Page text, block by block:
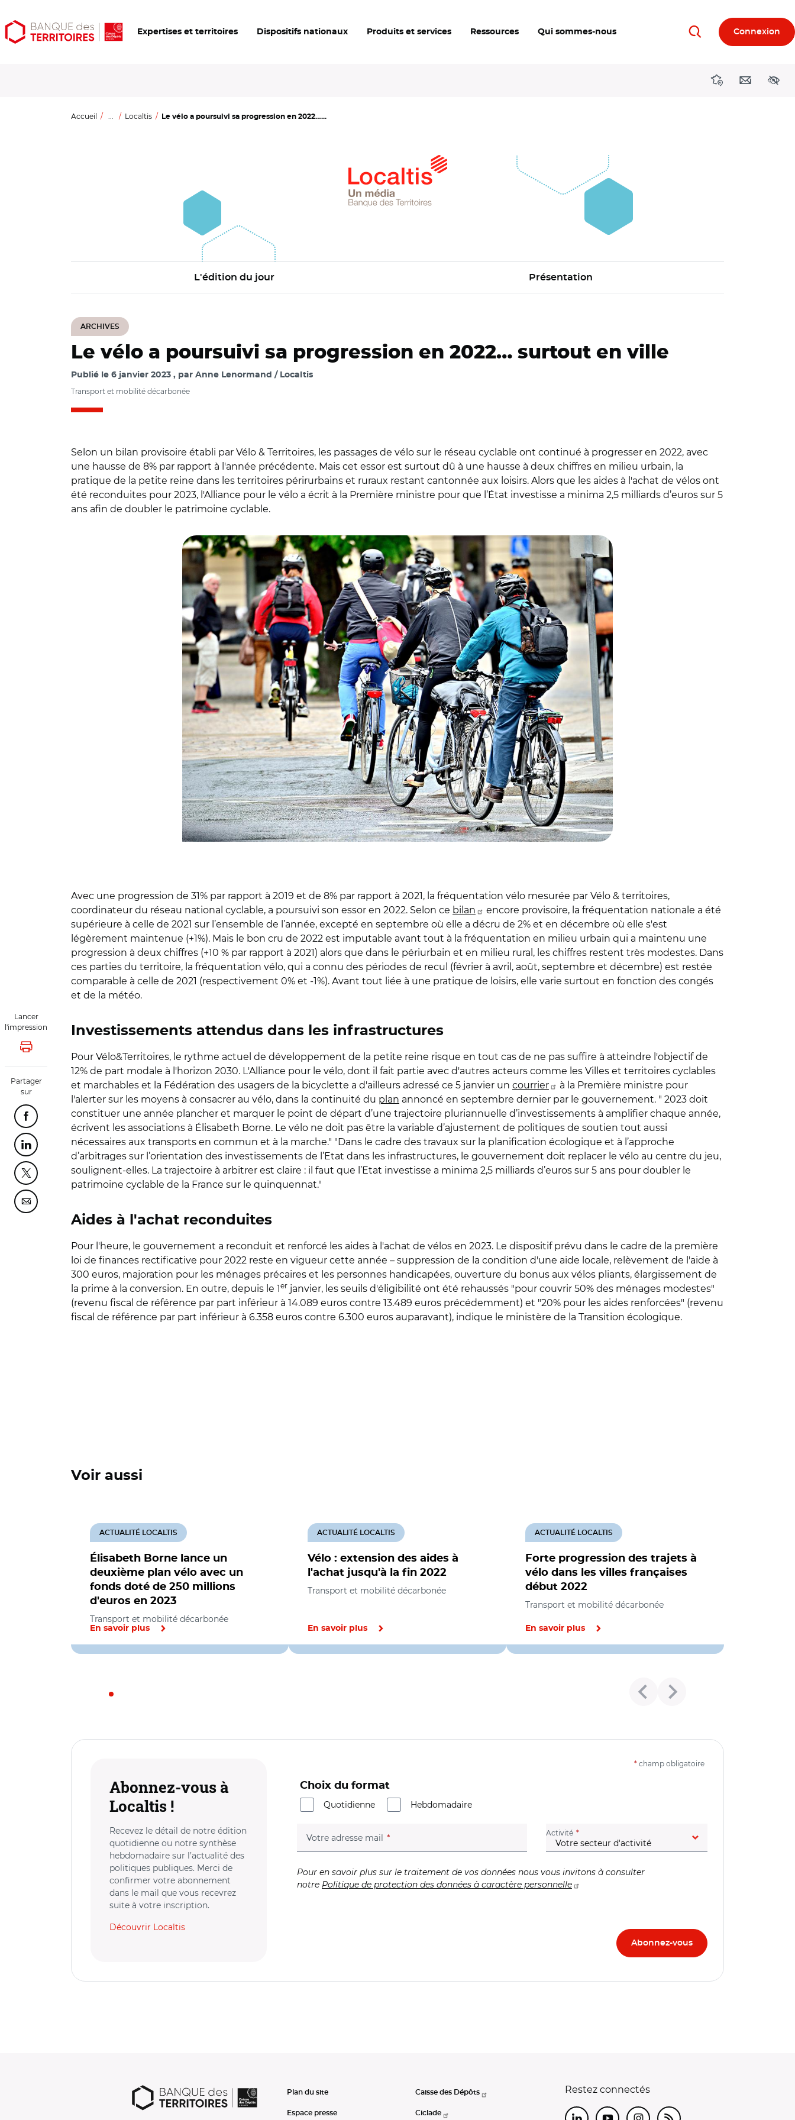
Aller
au
Aller
au
Ouvrir
les
Expertises et territoires Dispositifs nationaux Produits et services Ressources Qui sommes-nous RechercherConnexion
DirectionsContact
Accueil ... Localtis Le vélo a poursuivi sa progression en 2022…...
L'édition du jour Présentation
ARCHIVES
Lancer
l'impression
Lancer l'impression
Partager
sur
Partager cette page sur Facebook
Partager cette page sur Linkedin
Partager cette page sur Twitter
Partager cette page sur Courriel
Le vélo a poursuivi sa progression en 2022… surtout en ville
Publié le 6 janvier 2023 par Anne Lenormand / Localtis
Transport et mobilité décarbonée
Selon un bilan provisoire établi par Vélo & Territoires, les passages de vélo sur le réseau cyclable ont continué à progresser en 2022, avec
une hausse de 8% par rapport à l'année précédente. Mais cet essor est surtout dû à une hausse à deux chiffres en milieu urbain, la
pratique de la petite reine dans les territoires périrurbains et ruraux restant cantonnée aux loisirs. Alors que les aides à l'achat de vélos ont
été reconduites pour 2023, l'Alliance pour le vélo a écrit à la Première ministre pour que l’État investisse a minima 2,5 milliards d’euros sur 5
ans afin de doubler le patrimoine cyclable.
Avec une progression de 31% par rapport à 2019 et de 8% par rapport à 2021, la fréquentation vélo mesurée par Vélo & territoires,
coordinateur du réseau national cyclable, a poursuivi son essor en 2022. Selon ce bilan
encore provisoire, la fréquentation nationale a été
supérieure à celle de 2021 sur l’ensemble de l’année, excepté en septembre où elle a décru de 2% et en décembre où elle s'est
légèrement maintenue (+1%). Mais le bon cru de 2022 est imputable avant tout à la fréquentation en milieu urbain qui a maintenu une
progression à deux chiffres (+10 % par rapport à 2021) alors que dans le périurbain et en milieu rural, les chiffres restent très modestes. Dans
ces parties du territoire, la fréquentation vélo, qui a connu des périodes de recul (février à avril, août, septembre et décembre) est restée
comparable à celle de 2021 (respectivement 0% et -1%). Avant tout liée à une pratique de loisirs, elle varie surtout en fonction des congés
et de la météo.
Investissements attendus dans les infrastructures
Pour Vélo&Territoires, le rythme actuel de développement de la petite reine risque en tout cas de ne pas suffire à atteindre l'objectif de
12% de part modale à l'horizon 2030. L'Alliance pour le vélo, dont il fait partie avec d'autres acteurs comme les Villes et territoires cyclables
et marchables et la Fédération des usagers de la bicyclette a d'ailleurs adressé ce 5 janvier un courrier
à la Première ministre pour
l'alerter sur les moyens à consacrer au vélo, dans la continuité du plan annoncé en septembre dernier par le gouvernement. " 2023 doit
constituer une année plancher et marquer le point de départ d’une trajectoire pluriannuelle d’investissements à amplifier chaque année,
écrivent les associations à Élisabeth Borne. Le vélo ne doit pas être la variable d’ajustement de politiques de soutien tout aussi
nécessaires aux transports en commun et à la marche." "Dans le cadre des travaux sur la planification écologique et à l’approche
d’arbitrages sur l’orientation des investissements de l’Etat dans les infrastructures, le gouvernement doit replacer le vélo au centre du jeu,
soulignent-elles. La trajectoire à arbitrer est claire : il faut que l’Etat investisse a minima 2,5 milliards d’euros sur 5 ans pour doubler le
patrimoine cyclable de la France sur le quinquennat."
Aides à l'achat reconduites
Pour l'heure, le gouvernement a reconduit et renforcé les aides à l'achat de vélos en 2023. Le dispositif prévu dans le cadre de la première
loi de finances rectificative pour 2022 reste en vigueur cette année – suppression de la condition d'une aide locale, relèvement de l'aide à
300 euros, majoration pour les ménages précaires et les personnes handicapées, ouverture du bonus aux vélos pliants, élargissement de
la prime à la conversion. En outre, depuis le 1er janvier, les seuils d'éligibilité ont été rehaussés "pour couvrir 50% des ménages modestes"
(revenu fiscal de référence par part inférieur à 14.089 euros contre 13.489 euros précédemment) et "20% pour les aides renforcées" (revenu
fiscal de référence par part inférieur à 6.358 euros contre 6.300 euros auparavant), indique le ministère de la Transition écologique.
Voir aussi
Élisabeth Borne lance un
deuxième plan vélo avec un
fonds doté de 250 millions
d'euros en 2023
ACTUALITÉ LOCALTIS
Transport et mobilité décarbonée
En savoir plus
Vélo : extension des aides à
l'achat jusqu'à la fin 2022
ACTUALITÉ LOCALTIS
Transport et mobilité décarbonée
En savoir plus
Forte progression des trajets à
vélo dans les villes françaises
début 2022
ACTUALITÉ LOCALTIS
Transport et mobilité décarbonée
En savoir plus
Abonnez-vous à
Localtis !
Recevez le détail de notre édition
quotidienne ou notre synthèse
hebdomadaire sur l’actualité des
politiques publiques. Merci de
confirmer votre abonnement
dans le mail que vous recevrez
suite à votre inscription.
Découvrir Localtis
* champ obligatoire
Choix du format
Quotidienne
Hebdomadaire
Votre adresse mail (champ obligatoire) Activité (champ obligatoire)
Pour en savoir plus sur le traitement de vos données nous vous invitons à consulter
notre Politique de protection des données à caractère personnelle
Plan du site
Espace presse
Caisse des Dépôts
Ciclade
Restez connectés